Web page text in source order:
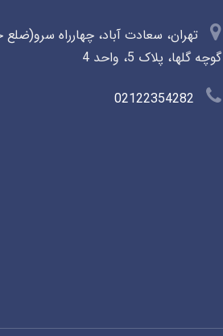
تهران، سعادت آباد، چهارراه سرو(ضلع
گوچه گلها، پلاک 5، واحد 4
02122354282